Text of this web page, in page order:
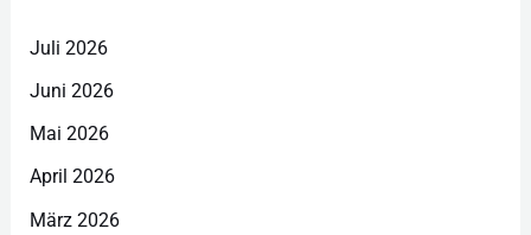
Juli 2026
Juni 2026
Mai 2026
April 2026
März 2026